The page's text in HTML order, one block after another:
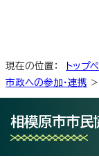
現在の位置： トップ
市政への参加・連携 >
相模原市市民